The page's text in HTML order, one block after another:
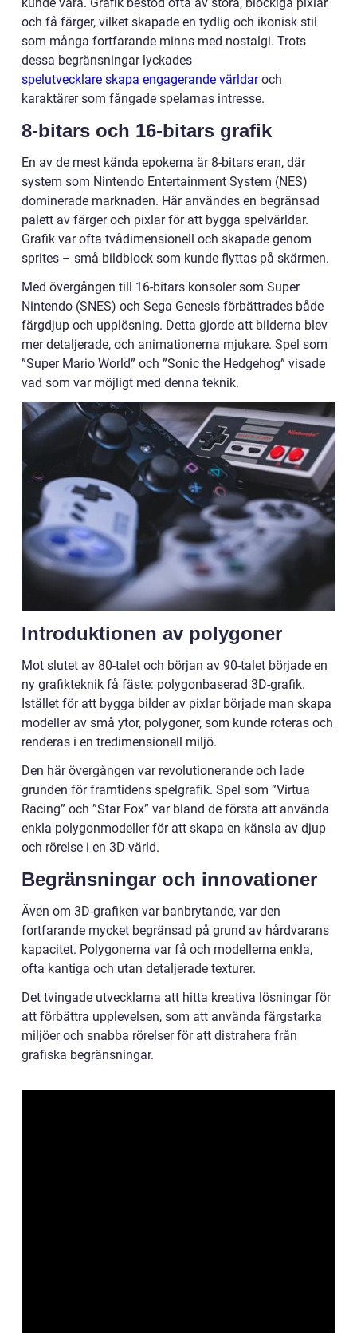
och få färger, vilket skapade en tydlig och ikonisk stil
som många fortfarande minns med nostalgi. Trots
dessa begränsningar lyckades
spelutvecklare skapa engagerande världaroch
karaktärer som fångade spelarnas intresse.
8-bitars och 16-bitars grafik
En av de mest kända epokerna är 8-bitars eran, där
system som Nintendo Entertainment System (NES)
dominerade marknaden. Här användes en begränsad
palett av färger och pixlar för att bygga spelvärldar.
Grafik var ofta tvådimensionell och skapade genom
sprites – små bildblock som kunde flyttas på skärmen.
Med övergången till 16-bitars konsoler som Super
Nintendo (SNES) och Sega Genesis förbättrades både
färgdjup och upplösning. Detta gjorde att bilderna blev
mer detaljerade, och animationerna mjukare. Spel som
”Super Mario World” och ”Sonic the Hedgehog” visade
vad som var möjligt med denna teknik.
Introduktionen av polygoner
Mot slutet av 80-talet och början av 90-talet började en
ny grafikteknik få fäste: polygonbaserad 3D-grafik.
Istället för att bygga bilder av pixlar började man skapa
modeller av små ytor, polygoner, som kunde roteras och
renderas i en tredimensionell miljö.
Den här övergången var revolutionerande och lade
grunden för framtidens spelgrafik. Spel som ”Virtua
Racing” och ”Star Fox” var bland de första att använda
enkla polygonmodeller för att skapa en känsla av djup
och rörelse i en 3D-värld.
Begränsningar och innovationer
Även om 3D-grafiken var banbrytande, var den
fortfarande mycket begränsad på grund av hårdvarans
kapacitet. Polygonerna var få och modellerna enkla,
ofta kantiga och utan detaljerade texturer.
Det tvingade utvecklarna att hitta kreativa lösningar för
att förbättra upplevelsen, som att använda färgstarka
miljöer och snabba rörelser för att distrahera från
grafiska begränsningar.